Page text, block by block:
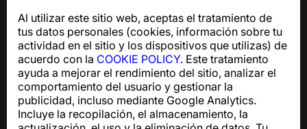
Al utilizar este sitio web, aceptas el tratamiento de
tus datos personales (cookies, información sobre tu
actividad en el sitio y los dispositivos que utilizas) de
acuerdo con la COOKIE POLICY. Este tratamiento
ayuda a mejorar el rendimiento del sitio, analizar el
comportamiento del usuario y gestionar la
publicidad, incluso mediante Google Analytics.
Incluye la recopilación, el almacenamiento, la
Para consultas sobre el cumplimiento del RGPD:
support@numbuster.com
Centro de ayuda
Noticias y artículos
Sobre el proyecto
Contactos